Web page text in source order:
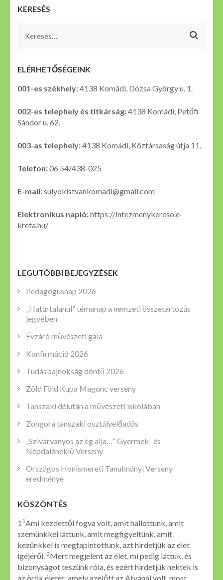
KERESÉS
Keresés:
ELÉRHETŐSÉGEINK
001-es székhely:4138 Komádi, Dózsa György u. 1.
002-es telephely és titkárság:4138 Komádi, Petőfi
Sándor u. 62.
003-as telephely:4138 Komádi, Köztársaság útja 11.
Telefon:06 54/438-025
E-mail:sulyokistvankomadi@gmail.com
Elektronikus napló:https://intezmenykereso.e-
kreta.hu/
LEGUTÓBBI BEJEGYZÉSEK
Pedagógusnap 2026
„Határtalanul” témanap a nemzeti összetartozás
jegyében
Évzáró művészeti gála
Konfirmáció 2026
Tudásbajnokság döntő 2026
Zöld Föld Kupa Magonc verseny
Tanszaki délután a művészeti iskolában
Zongora tanszaki osztályelőadás
„Szivárványos az ég alja…” Gyermek- és
Népdaléneklő Verseny
Országos Honismereti Tanulmányi Verseny
eredménye
KÖSZÖNTÉS
1 1Ami kezdettől fogva volt, amit hallottunk, amit
szemünkkel láttunk, amit megfigyeltünk, amit
kezünkkel is megtapintottunk, azt hirdetjük az élet
igéjéről. 2Mert megjelent az élet, mi pedig láttuk, és
bizonyságot teszünk róla, és ezért hirdetjük nektek is
az örök életet, amely azelőtt az Atyánál volt, most